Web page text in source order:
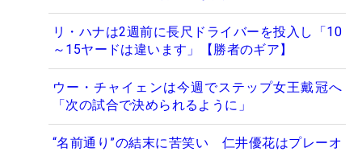
リ・ハナは2週前に長尺ドライバーを投入し「10
～15ヤードは違います」【勝者のギア】
ウー・チャイェンは今週でステップ女王戴冠へ
「次の試合で決められるように」
“名前通り”の結末に苦笑い 仁井優花はプレーオ